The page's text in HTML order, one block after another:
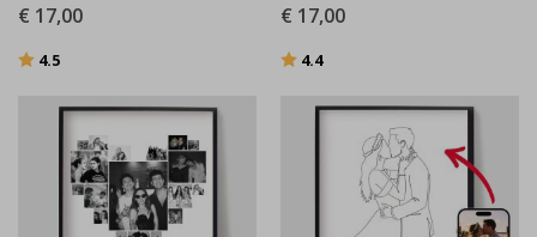
€ 17,00
Beoordeling:
4.5
€ 17,00
Beoordeling:
4.4uit 5 sterren